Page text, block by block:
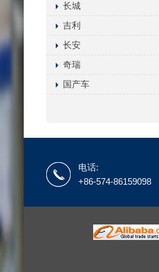
长城
吉利
长安
奇瑞
国产车
电话:
+86-574-86159098